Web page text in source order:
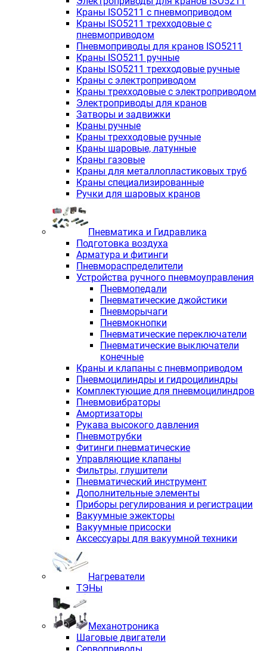
Краны ISO5211 с пневмоприводом
Краны ISO5211 трехходовые с
пневмоприводом
Пневмоприводы для кранов ISO5211
Краны ISO5211 ручные
Краны ISO5211 трехходовые ручные
Краны с электроприводом
Краны трехходовые с электроприводом
Электроприводы для кранов
Затворы и задвижки
Краны ручные
Краны трехходовые ручные
Краны шаровые, латунные
Краны газовые
Краны для металлопластиковых труб
Краны специализированные
Ручки для шаровых кранов
Пневматика и Гидравлика
Подготовка воздуха
Арматура и фитинги
Пневмораспределители
Устройства ручного пневмоуправления
Пневмопедали
Пневматические джойстики
Пневморычаги
Пневмокнопки
Пневматические переключатели
Пневматические выключатели
конечные
Краны и клапаны с пневмоприводом
Пневмоцилиндры и гидроцилиндры
Комплектующие для пневмоцилиндров
Пневмовибраторы
Амортизаторы
Рукава высокого давления
Пневмотрубки
Фитинги пневматические
Управляющие клапаны
Фильтры, глушители
Пневматический инструмент
Дополнительные элементы
Приборы регулирования и регистрации
Вакуумные эжекторы
Вакуумные присоски
Аксессуары для вакуумной техники
Нагреватели
ТЭНы
Механотроника
Шаговые двигатели
Сервоприводы